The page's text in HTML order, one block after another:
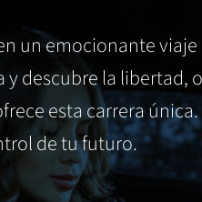
un emocionante
descubre la libertad,
esta carrera
de tu futuro.